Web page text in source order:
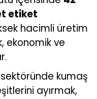
etiket
hacimli üretim
ekonomik ve
kumaş
ayırmak,